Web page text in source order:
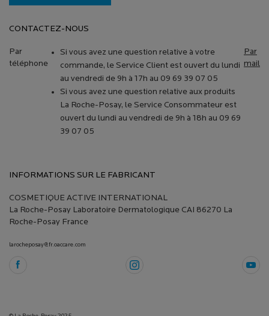
CONTACTEZ-NOUS
Par
téléphone
Si vous avez une question relative à votre
commande, le Service Client est ouvert du lundi
au vendredi de 9h à 17h au 09 69 39 07 05
Si vous avez une question relative aux produits
La Roche-Posay, le Service Consommateur est
ouvert du lundi au vendredi de 9h à 18h au 09 69
39 07 05
Par
mail
INFORMATIONS SUR LE FABRICANT
COSMETIQUE ACTIVE INTERNATIONAL
La Roche-Posay Laboratoire Dermatologique CAI 86270 La
Roche-Posay France
larocheposay@fr.oaccare.com